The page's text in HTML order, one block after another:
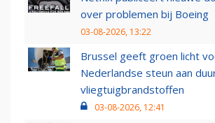
over problemen bij Boeing
03-08-2026, 13:22
Brussel geeft groen licht
Nederlandse steun aan
vliegtuigbrandstoffen
03-08-2026, 12:41